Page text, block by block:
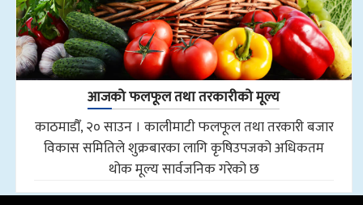
आजको फलफूल तथा तरकारीको मूल्य
काठमाडौँ, २० साउन । कालीमाटी फलफूल तथा तरकारी बजार
विकास समितिले शुक्रबारका लागि कृषिउपजको अधिकतम
थोक मूल्य सार्वजनिक गरेको छ